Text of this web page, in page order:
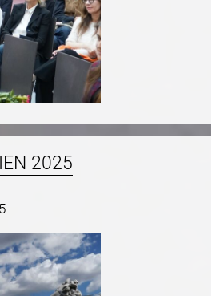
2025